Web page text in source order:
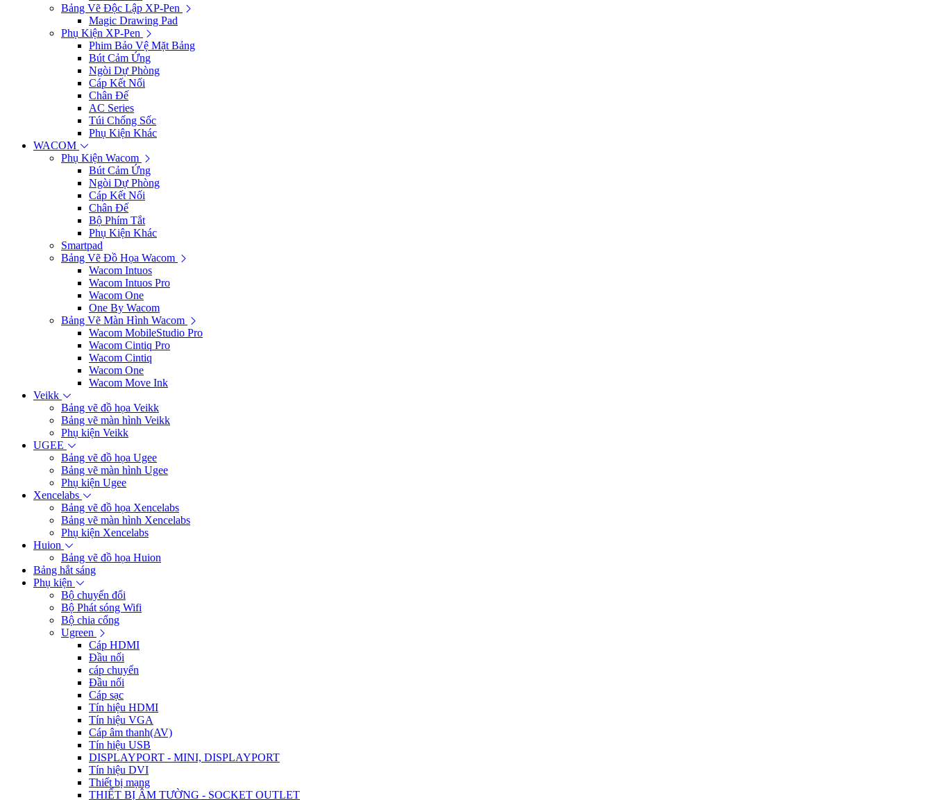
Bảng Vẽ Độc Lập XP-Pen
Magic Drawing Pad
Phụ Kiện XP-Pen
Phim Bảo Vệ Mặt Bảng
Bút Cảm Ứng
Ngòi Dự Phòng
Cáp Kết Nối
Chân Đế
AC Series
Túi Chống Sốc
Phụ Kiện Khác
WACOM
Phụ Kiện Wacom
Bút Cảm Ứng
Ngòi Dự Phòng
Cáp Kết Nối
Chân Đế
Bộ Phím Tắt
Phụ Kiện Khác
Smartpad
Bảng Vẽ Đồ Họa Wacom
Wacom Intuos
Wacom Intuos Pro
Wacom One
One By Wacom
Bảng Vẽ Màn Hình Wacom
Wacom MobileStudio Pro
Wacom Cintiq Pro
Wacom Cintiq
Wacom One
Wacom Move Ink
Veikk
Bảng vẽ đồ họa Veikk
Bảng vẽ màn hình Veikk
Phụ kiện Veikk
UGEE
Bảng vẽ đồ họa Ugee
Bảng vẽ màn hình Ugee
Phụ kiện Ugee
Xencelabs
Bảng vẽ đồ họa Xencelabs
Bảng vẽ màn hình Xencelabs
Phụ kiện Xencelabs
Huion
Bảng vẽ đồ họa Huion
Bảng hắt sáng
Phụ kiện
Bộ chuyển đổi
Bộ Phát sóng Wifi
Bộ chia cổng
Ugreen
Cáp HDMI
Đầu nối
cáp chuyển
Đầu nối
Cáp sạc
Tín hiệu HDMI
Tín hiệu VGA
Cáp âm thanh(AV)
Tín hiệu USB
DISPLAYPORT - MINI, DISPLAYPORT
Tín hiệu DVI
Thiết bị mạng
THIẾT BỊ ÂM TƯỜNG - SOCKET OUTLET